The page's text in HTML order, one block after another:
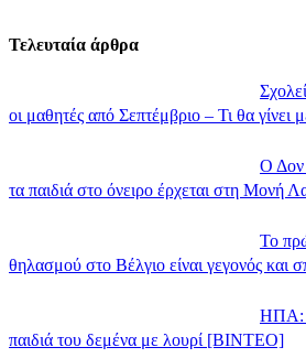
Τελευταία άρθρα
οι μαθητές από Σεπτέμβριο – Τι θα γίνει
Ο Δον
τα παιδιά στο όνειρο έρχεται στη Μονή
Το
θηλασμού στο Βέλγιο είναι γεγονός και
ΗΠΑ:
παιδιά του δεμένα με λουρί [BINTEO]